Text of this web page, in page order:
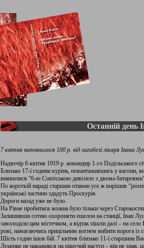
Останній день
7 квітня виповнилося 100 р. від загибелі лікаря Івана
Надвечір 6 квітня 1919 р. командир 1-го Подільського
Близько 17-ї години курінь, повантажившись у вагони,
виявилися “6-ю Совітською дивізією з двома
По короткій нараді старшин отаман усе ж вирішив
українські частини здадуть Проскурів.
Дороги назад уже не було.
На Рівне пробитися можна було тільки через
Залишивши сотню охороняти ешелон на станції, Іван
заволоділи цим містечком, а відтак пішли далі – на
рові, намагаючись прицільним вогнем вибити ворога із
Шість годин ішов бій. 7 квітня близько 11-ї старшина
Луценко не наважився на рішучий наступ – він не